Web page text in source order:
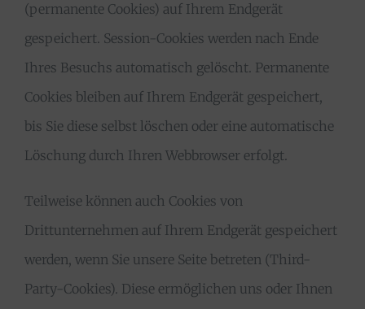
(permanente Cookies) auf Ihrem Endgerät
gespeichert. Session-Cookies werden nach Ende
Ihres Besuchs automatisch gelöscht. Permanente
Cookies bleiben auf Ihrem Endgerät gespeichert,
bis Sie diese selbst löschen oder eine automatische
Löschung durch Ihren Webbrowser erfolgt.
Teilweise können auch Cookies von
Drittunternehmen auf Ihrem Endgerät gespeichert
werden, wenn Sie unsere Seite betreten (Third-
Party-Cookies). Diese ermöglichen uns oder Ihnen